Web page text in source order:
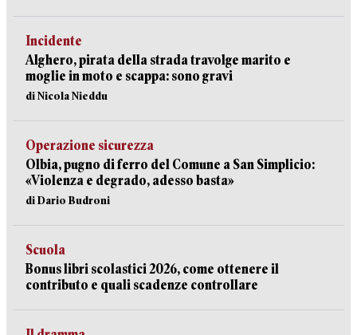
Incidente
Alghero, pirata della strada travolge marito e
moglie in moto e scappa: sono gravi
di Nicola Nieddu
Operazione sicurezza
Olbia, pugno di ferro del Comune a San Simplicio:
«Violenza e degrado, adesso basta»
di Dario Budroni
Scuola
Bonus libri scolastici 2026, come ottenere il
contributo e quali scadenze controllare